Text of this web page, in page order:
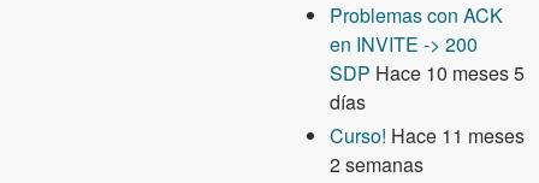
Problemas con ACK
en INVITE -> 200
SDP Hace 10 meses 5
días
Curso! Hace 11 meses
2 semanas